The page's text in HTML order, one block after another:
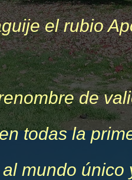
el rubio
de
todas la
mundo único